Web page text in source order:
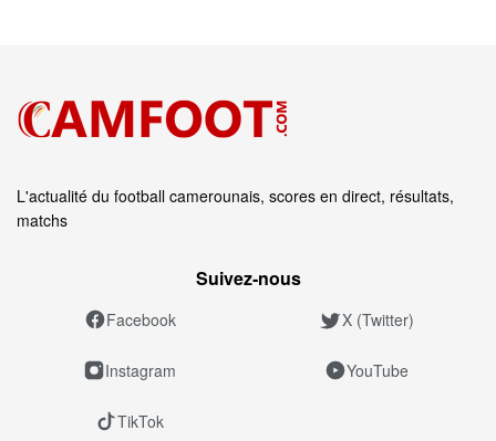
L'actualité du football camerounais, scores en direct, résultats,
matchs
Suivez‑nous
Facebook X (Twitter)
Instagram YouTube
TikTok